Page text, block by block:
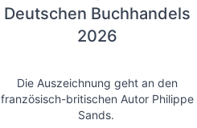
Deutschen Buchhandels
2026
Die Auszeichnung geht an den
französisch-britischen Autor Philippe
Sands.